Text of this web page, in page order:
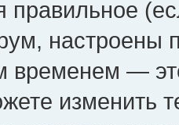
настроены
временем —
изменить